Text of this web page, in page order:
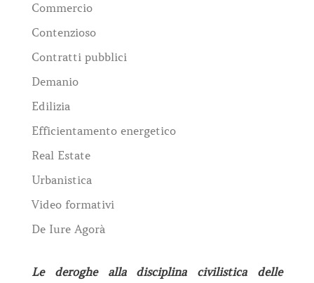
Commercio
Contenzioso
Contratti pubblici
Demanio
Edilizia
Efficientamento energetico
Real Estate
Urbanistica
Video formativi
De Iure Agorà
Le deroghe alla disciplina civilistica delle